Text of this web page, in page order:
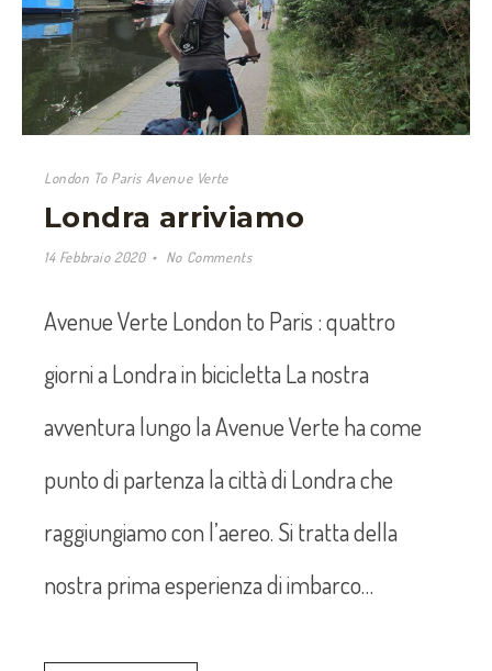
London To Paris Avenue Verte
Londra arriviamo
14 Febbraio 2020 No Comments
Avenue Verte London to Paris : quattro
giorni a Londra in bicicletta La nostra
avventura lungo la Avenue Verte ha come
punto di partenza la città di Londra che
raggiungiamo con l’aereo. Si tratta della
nostra prima esperienza di imbarco…